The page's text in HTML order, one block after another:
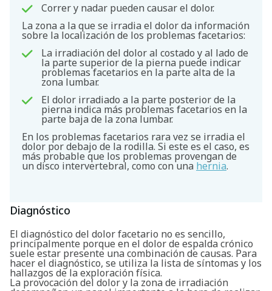
Correr y nadar pueden causar el dolor.
La zona a la que se irradia el dolor da información
sobre la localización de los problemas facetarios:
La irradiación del dolor al costado y al lado de
la parte superior de la pierna puede indicar
problemas facetarios en la parte alta de la
zona lumbar.
El dolor irradiado a la parte posterior de la
pierna indica más problemas facetarios en la
parte baja de la zona lumbar.
En los problemas facetarios rara vez se irradia el
dolor por debajo de la rodilla. Si este es el caso, es
más probable que los problemas provengan de
un disco intervertebral, como con una hernia.
Diagnóstico
El diagnóstico del dolor facetario no es sencillo,
principalmente porque en el dolor de espalda crónico
suele estar presente una combinación de causas. Para
hacer el diagnóstico, se utiliza la lista de síntomas y los
hallazgos de la exploración física.
La provocación del dolor y la zona de irradiación